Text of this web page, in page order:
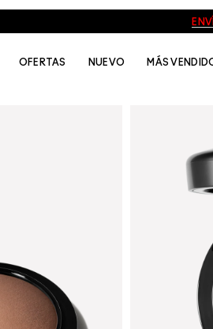
OFERTAS NUEVO MÁS